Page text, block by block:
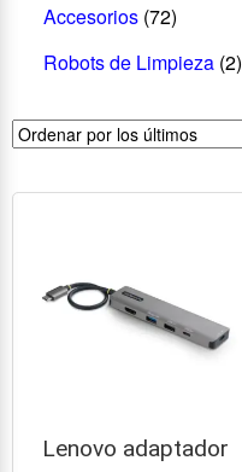
Accesorios (72)
Robots de Limpieza (2)
Lenovo adaptador